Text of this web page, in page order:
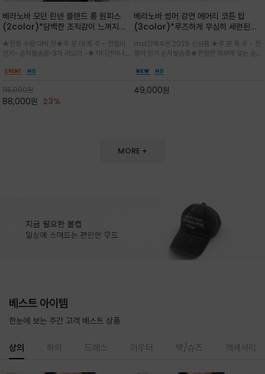
베라노바 모던 린넨 블랜드 롱 원피스
(2color)*담백한 조직감이 느껴지는
롱 원피스
★한정 수량 대박 찬★주.문.대.폭.주 - 전컬러
인기~ 순차발송중~3차 리오더 ~★가디건이나
도 손색이 없고,리조트룩까지 만능/답답하지 않
버하면서도 여리여리한 무
115,000원
88,000원 23%
베라노바 썸머 강연 에어리 코튼 탑
(3color)*루즈하게 무심히 세련된핏/
품은 시원함: 우수한 통기성
md강력추천 2026 신상품 ★주.문.폭.주 - 전
컬러 인기 순차발송중★한정판 피부에 닿는 순간
한 터치감~★여름에 오히려 이런티을 입으셔야
을 즐기실수 있습니다^^
49,000원
MORE +
베스트 아이템
한눈에 보는 주간 고객 베스트 상품
상의 하의 드레스 아우터 백/슈즈 액세서리